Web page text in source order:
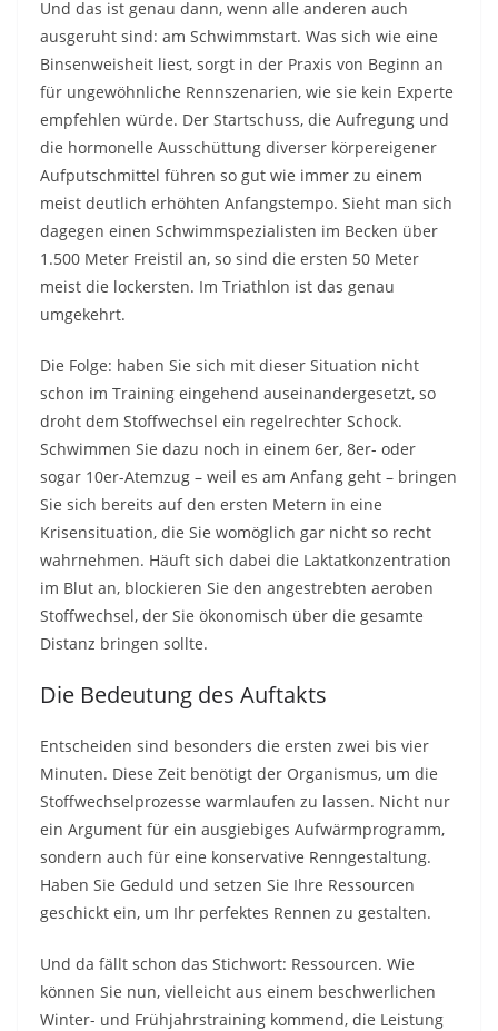
Und das ist genau dann, wenn alle anderen auch
ausgeruht sind: am Schwimmstart. Was sich wie eine
Binsenweisheit liest, sorgt in der Praxis von Beginn an
für ungewöhnliche Rennszenarien, wie sie kein Experte
empfehlen würde. Der Startschuss, die Aufregung und
die hormonelle Ausschüttung diverser körpereigener
Aufputschmittel führen so gut wie immer zu einem
meist deutlich erhöhten Anfangstempo. Sieht man sich
dagegen einen Schwimmspezialisten im Becken über
1.500 Meter Freistil an, so sind die ersten 50 Meter
meist die lockersten. Im Triathlon ist das genau
umgekehrt.
Die Folge: haben Sie sich mit dieser Situation nicht
schon im Training eingehend auseinandergesetzt, so
droht dem Stoffwechsel ein regelrechter Schock.
Schwimmen Sie dazu noch in einem 6er, 8er- oder
sogar 10er-Atemzug – weil es am Anfang geht – bringen
Sie sich bereits auf den ersten Metern in eine
Krisensituation, die Sie womöglich gar nicht so recht
wahrnehmen. Häuft sich dabei die Laktatkonzentration
im Blut an, blockieren Sie den angestrebten aeroben
Stoffwechsel, der Sie ökonomisch über die gesamte
Distanz bringen sollte.
Die Bedeutung des Auftakts
Entscheiden sind besonders die ersten zwei bis vier
Minuten. Diese Zeit benötigt der Organismus, um die
Stoffwechselprozesse warmlaufen zu lassen. Nicht nur
ein Argument für ein ausgiebiges Aufwärmprogramm,
sondern auch für eine konservative Renngestaltung.
Haben Sie Geduld und setzen Sie Ihre Ressourcen
geschickt ein, um Ihr perfektes Rennen zu gestalten.
Und da fällt schon das Stichwort: Ressourcen. Wie
können Sie nun, vielleicht aus einem beschwerlichen
Winter- und Frühjahrstraining kommend, die Leistung